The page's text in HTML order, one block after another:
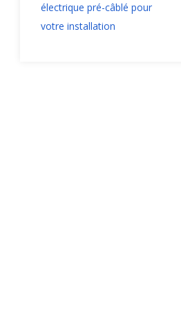
électrique pré-câblé pour
votre installation